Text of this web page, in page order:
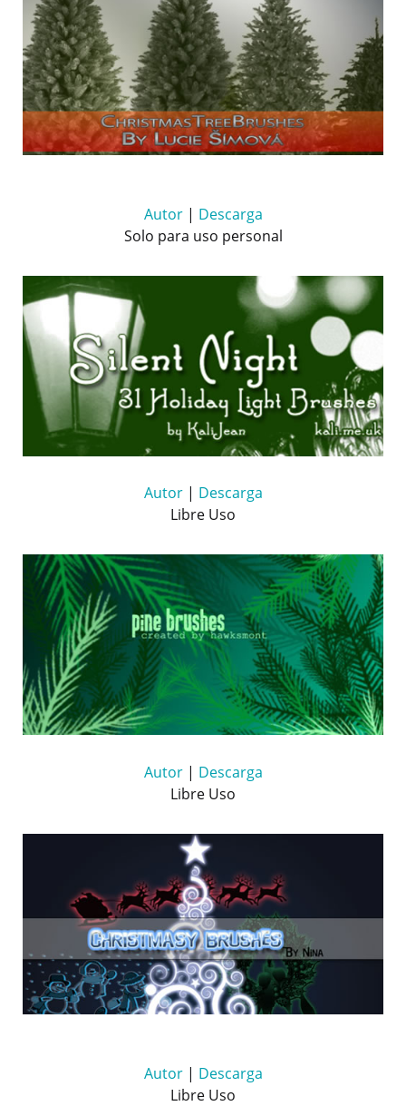
Autor| Descarga
Solo para uso personal
Autor| Descarga
Libre Uso
Autor| Descarga
Libre Uso
Autor| Descarga
Libre Uso